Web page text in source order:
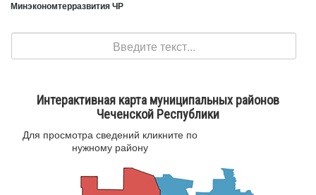
Минэкономтерразвития ЧР
Интерактивная карта муниципальных районов
Чеченской Республики
Для просмотра сведений кликните по
нужному району